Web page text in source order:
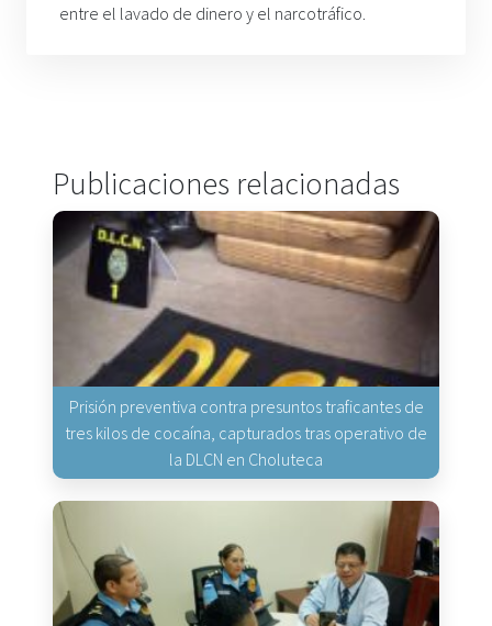
entre el lavado de dinero y el narcotráfico.
Publicaciones relacionadas
Prisión preventiva contra presuntos traficantes de
tres kilos de cocaína, capturados tras operativo de
la DLCN en Choluteca